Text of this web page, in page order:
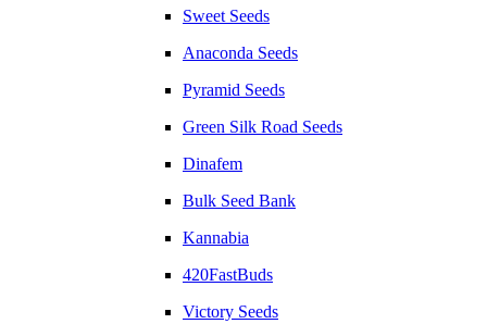
Sweet Seeds
Anaconda Seeds
Pyramid Seeds
Green Silk Road Seeds
Dinafem
Bulk Seed Bank
Kannabia
420FastBuds
Victory Seeds